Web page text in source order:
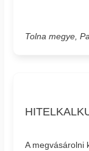
Tolna megye,
A megvásárolni